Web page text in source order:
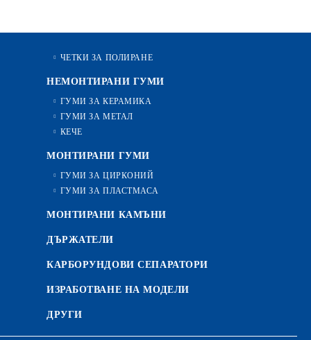
ЧЕТКИ ЗА ПОЛИРАНЕ
НЕМОНТИРАНИ ГУМИ
ГУМИ ЗА КЕРАМИКА
ГУМИ ЗА МЕТАЛ
КЕЧЕ
МОНТИРАНИ ГУМИ
ГУМИ ЗА ЦИРКОНИЙ
ГУМИ ЗА ПЛАСТМАСА
МОНТИРАНИ КАМЪНИ
ДЪРЖАТЕЛИ
КАРБОРУНДОВИ СЕПАРАТОРИ
ИЗРАБОТВАНЕ НА МОДЕЛИ
ДРУГИ